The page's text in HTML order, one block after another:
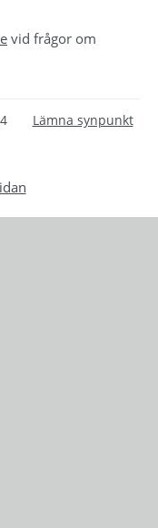
vid frågor om
Lämna synpunkt